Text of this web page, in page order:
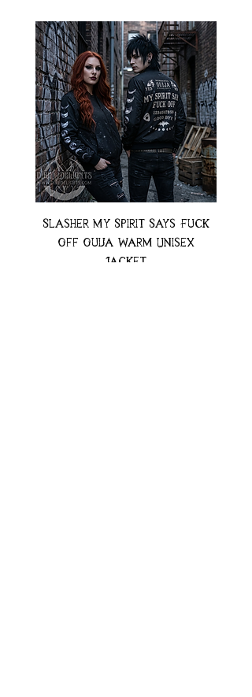
Slasher My Spirit Says Fuck
Off Ouija Warm Unisex
Jacket